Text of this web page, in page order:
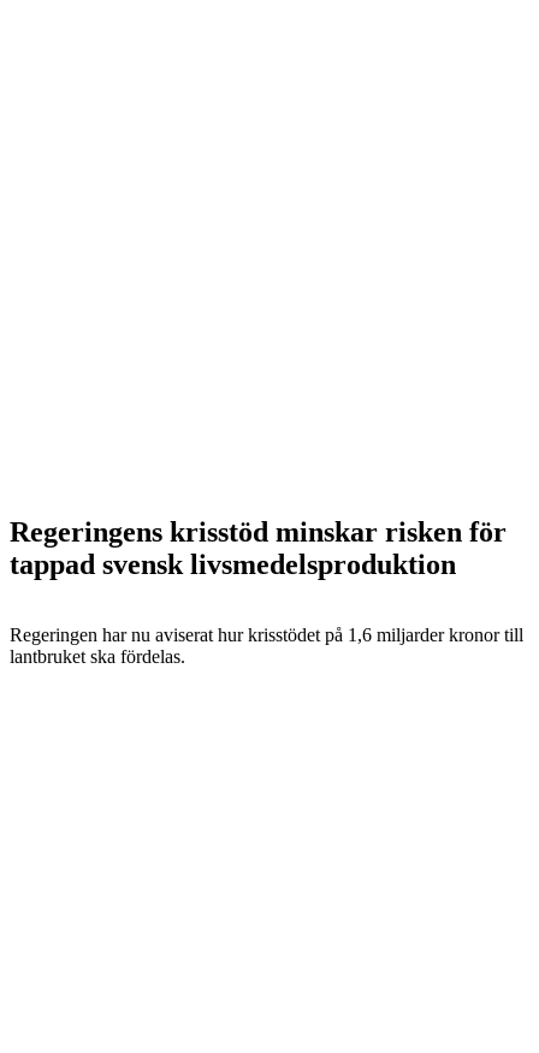
Regeringens krisstöd minskar risken för
tappad svensk livsmedelsproduktion
Regeringen har nu aviserat hur krisstödet på 1,6 miljarder kronor till
lantbruket ska fördelas.